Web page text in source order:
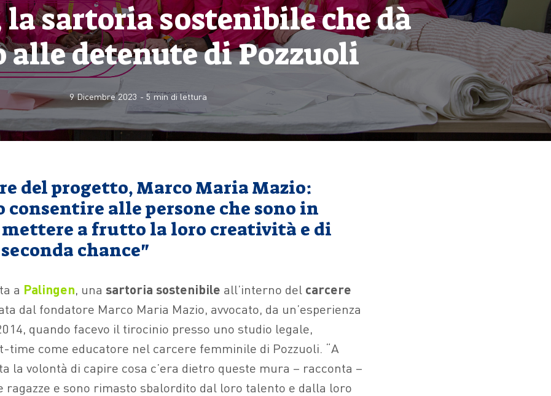
sartoria sostenibile che dà
alle detenute di Pozzuoli
9 Dicembre 2023 - 5min di lettura
del progetto, Marco Maria Mazio:
consentire alle persone che sono in
mettere a frutto la loro creatività e di
chance"
a Palingen, una sartoria sostenibile all’interno del carcere
dal fondatore Marco Maria Mazio, avvocato, da un’esperienza
quando facevo il tirocinio presso uno studio legale,
time come educatore nel carcere femminile di Pozzuoli. “A
la volontà di capire cosa c’era dietro queste mura – racconta –
ragazze e sono rimasto sbalordito dal loro talento e dalla loro